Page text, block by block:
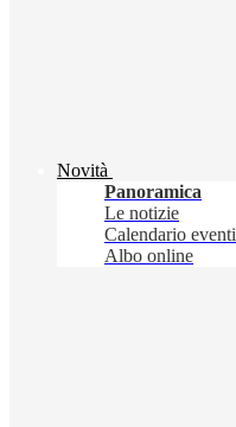
Novità
Panoramica
Le notizie
Calendario eventi
Albo online